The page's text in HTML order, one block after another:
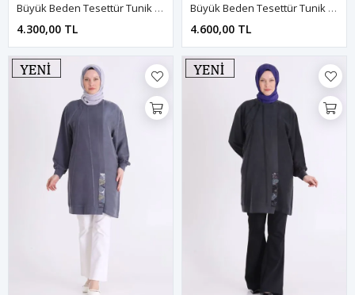
Büyük Beden Tesettür Tunik 20143 Siyah
4.300,00 TL
Büyük Beden Tesettür Tunik 20144 Kahve
4.600,00 TL